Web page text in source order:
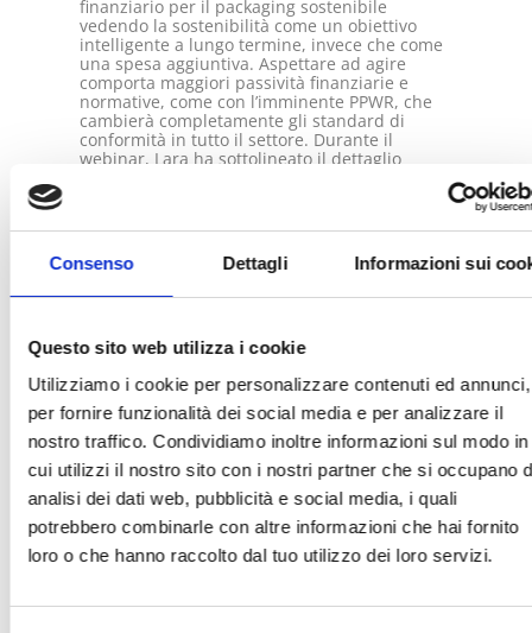
Consenso Dettagli Informazioni sui
Questo sito web utilizza i cookie
Utilizziamo i cookie per personalizzare contenuti ed annunci,
per fornire funzionalità dei social media e per analizzare il
nostro traffico. Condividiamo inoltre informazioni sul modo in
cui utilizzi il nostro sito con i nostri partner che si occupano
analisi dei dati web, pubblicità e social media, i quali
potrebbero combinarle con altre informazioni che hai fornito
loro o che hanno raccolto dal tuo utilizzo dei loro servizi.
finanziario per il packaging sostenibile
vedendo la sostenibilità come un obiettivo
intelligente a lungo termine, invece che come
una spesa aggiuntiva. Aspettare ad agire
comporta maggiori passività finanziarie e
normative, come con l’imminente PPWR, che
cambierà completamente gli standard di
conformità in tutto il settore. Durante il
webinar, Lara ha sottolineato il dettaglio
abbondanza di risorse delle grandi aziende
per intraprendere azioni improvvise su questi
cambiamenti. Pertanto, dobbiamo tutti
iniziare OGGI!
I prossimi passi per i
leader della sostenibilità
To guidare con successo l’unione tra